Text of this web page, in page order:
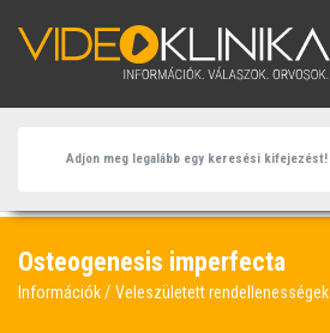
Osteogenesis imperfecta
Információk Veleszületett rendellenességek